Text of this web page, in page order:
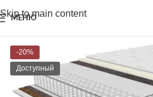
Skip to main content
МЕНЮ
-20%
Доступный